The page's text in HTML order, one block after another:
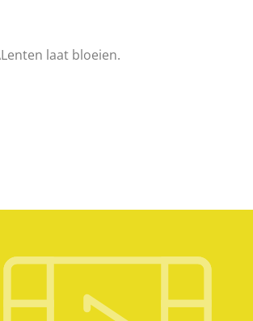
laat bloeien.